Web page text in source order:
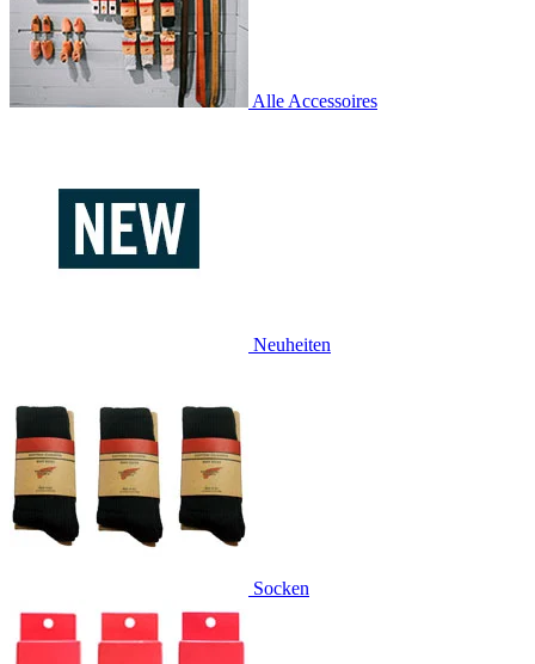
Alle Accessoires
Neuheiten
Socken